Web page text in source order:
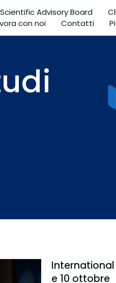
Scientific Advisory Board
con noi Contatti
International
e 10 ottobre